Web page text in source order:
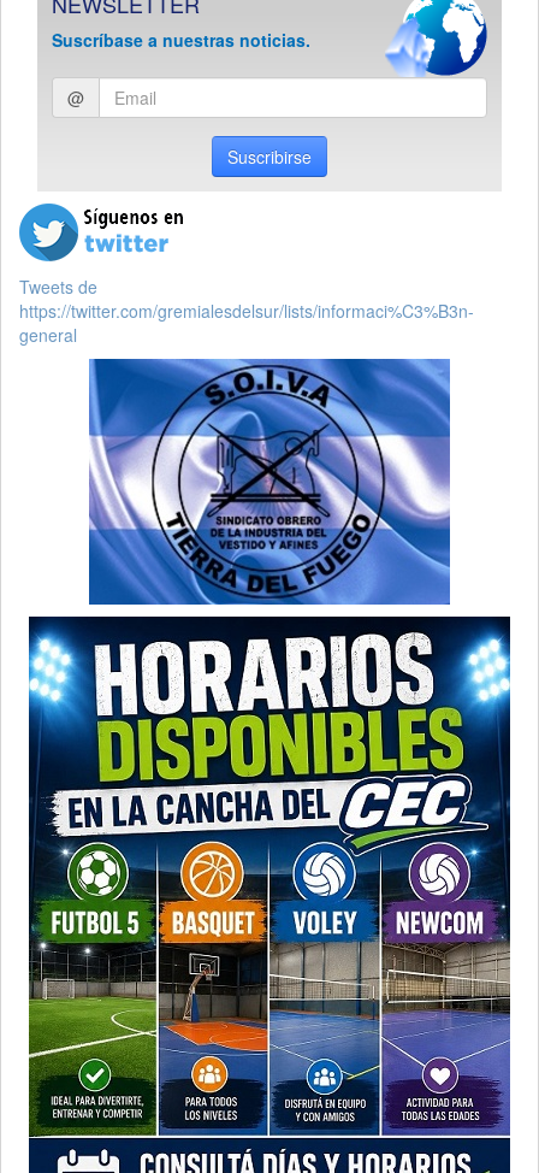
Suscríbase a nuestras noticias.
Ingresar
email
@
Suscribirse
Tweets de
https://twitter.com/gremialesdelsur/lists/informaci%C3%B3n-
general